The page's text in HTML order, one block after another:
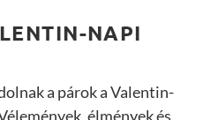
NAPI
a párok a Valentin-
élmények és